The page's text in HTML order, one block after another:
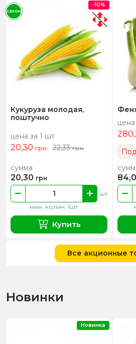
Кукуруза молодая,
поштучно
цена за 1 шт
20,30 грн 22,33грн
мин. колич. 1шт
шт
сумма
20,30 грн
Купить
-10%
СЕЗОН
цена
Все акционные
Новинки
Новинка